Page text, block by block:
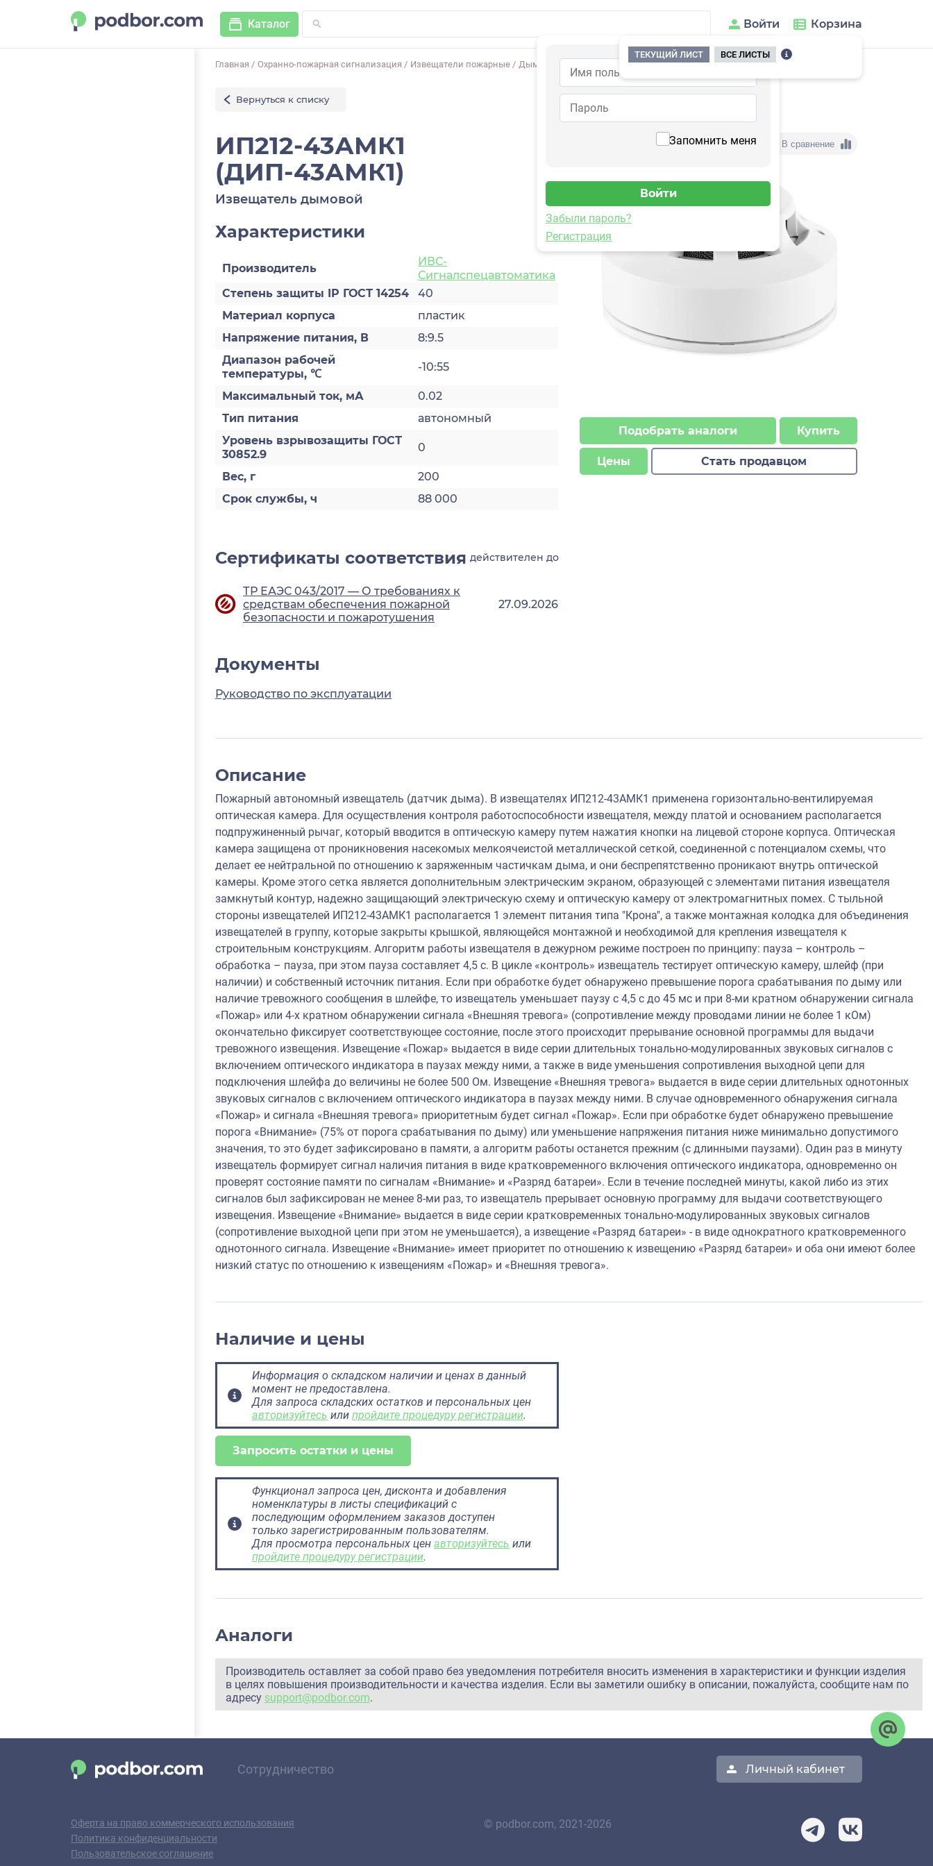
Каталог Войти
Запомнить меня
Забыли пароль?
Регистрация
Корзина
ТЕКУЩИЙ ЛИСТ
ВСЕ ЛИСТЫ
Главная / Охранно-пожарная сигнализация / Извещатели пожарные / Дымовые ИП212-43АМК1 (ДИП-43АМК1)
Вернуться к списку
ИП212-43АМК1
(ДИП-43АМК1)
Извещатель дымовой
Характеристики
Производитель
ИВС-
Сигналспецавтоматика
Степень защиты IP ГОСТ 14254
40
Материал корпуса
пластик
Напряжение питания, В
8:9.5
Диапазон рабочей
температуры, ℃
-10:55
Максимальный ток, мА
0.02
Тип питания
автономный
Уровень взрывозащиты ГОСТ
30852.9
0
Вес, г
200
Срок службы, ч
88 000
В сравнение
Подобрать аналоги Купить
Цены Стать продавцом
Сертификаты соответствия действителен до
ТР ЕАЭС 043/2017 — О требованиях к
средствам обеспечения пожарной
безопасности и пожаротушения
27.09.2026
Документы
Руководство по эксплуатации
Описание
Пожарный автономный извещатель (датчик дыма). В извещателях ИП212-43АМК1 применена горизонтально-вентилируемая
оптическая камера. Для осуществления контроля работоспособности извещателя, между платой и основанием располагается
подпружиненный рычаг, который вводится в оптическую камеру путем нажатия кнопки на лицевой стороне корпуса. Оптическая
камера защищена от проникновения насекомых мелкоячеистой металлической сеткой, соединенной с потенциалом схемы, что
делает ее нейтральной по отношению к заряженным частичкам дыма, и они беспрепятственно проникают внутрь оптической
камеры. Кроме этого сетка является дополнительным электрическим экраном, образующей с элементами питания извещателя
замкнутый контур, надежно защищающий электрическую схему и оптическую камеру от электромагнитных помех. С тыльной
стороны извещателей ИП212-43АМК1 располагается 1 элемент питания типа "Крона", а также монтажная колодка для объединения
извещателей в группу, которые закрыты крышкой, являющейся монтажной и необходимой для крепления извещателя к
строительным конструкциям. Алгоритм работы извещателя в дежурном режиме построен по принципу: пауза – контроль –
обработка – пауза, при этом пауза составляет 4,5 с. В цикле «контроль» извещатель тестирует оптическую камеру, шлейф (при
наличии) и собственный источник питания. Если при обработке будет обнаружено превышение порога срабатывания по дыму или
наличие тревожного сообщения в шлейфе, то извещатель уменьшает паузу с 4,5 с до 45 мс и при 8-ми кратном обнаружении сигнала
«Пожар» или 4-х кратном обнаружении сигнала «Внешняя тревога» (сопротивление между проводами линии не более 1 кОм)
окончательно фиксирует соответствующее состояние, после этого происходит прерывание основной программы для выдачи
тревожного извещения. Извещение «Пожар» выдается в виде серии длительных тонально-модулированных звуковых сигналов с
включением оптического индикатора в паузах между ними, а также в виде уменьшения сопротивления выходной цепи для
подключения шлейфа до величины не более 500 Ом. Извещение «Внешняя тревога» выдается в виде серии длительных однотонных
звуковых сигналов с включением оптического индикатора в паузах между ними. В случае одновременного обнаружения сигнала
«Пожар» и сигнала «Внешняя тревога» приоритетным будет сигнал «Пожар». Если при обработке будет обнаружено превышение
порога «Внимание» (75% от порога срабатывания по дыму) или уменьшение напряжения питания ниже минимально допустимого
значения, то это будет зафиксировано в памяти, а алгоритм работы останется прежним (с длинными паузами). Один раз в минуту
извещатель формирует сигнал наличия питания в виде кратковременного включения оптического индикатора, одновременно он
проверят состояние памяти по сигналам «Внимание» и «Разряд батареи». Если в течение последней минуты, какой либо из этих
сигналов был зафиксирован не менее 8-ми раз, то извещатель прерывает основную программу для выдачи соответствующего
извещения. Извещение «Внимание» выдается в виде серии кратковременных тонально-модулированных звуковых сигналов
(сопротивление выходной цепи при этом не уменьшается), а извещение «Разряд батареи» - в виде однократного кратковременного
однотонного сигнала. Извещение «Внимание» имеет приоритет по отношению к извещению «Разряд батареи» и оба они имеют более
низкий статус по отношению к извещениям «Пожар» и «Внешняя тревога».
Наличие и цены
Информация о складском наличии и ценах в данный
момент не предоставлена.
Для запроса складских остатков и персональных цен
авторизуйтесь или пройдите процедуру регистрации.
Запросить остатки и цены
Функционал запроса цен, дисконта и добавления
номенклатуры в листы спецификаций с
последующим оформлением заказов доступен
только зарегистрированным пользователям.
Для просмотра персональных цен авторизуйтесь или
пройдите процедуру регистрации.
Аналоги
Производитель оставляет за собой право без уведомления потребителя вносить изменения в характеристики и функции изделия
в целях повышения производительности и качества изделия. Если вы заметили ошибку в описании, пожалуйста, сообщите нам по
адресу support@podbor.com.
Сотрудничество Личный кабинет
Оферта на право коммерческого использования
Политика конфиденциальности
Пользовательское соглашение
© podbor.com, 2021-2026